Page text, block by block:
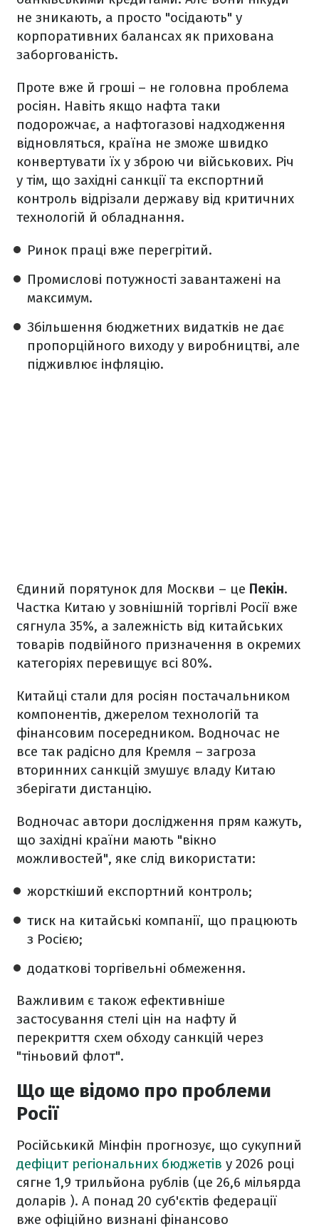
не зникають, а просто "осідають" у
корпоративних балансах як прихована
заборгованість.
Проте вже й гроші – не головна проблема
росіян. Навіть якщо нафта таки
подорожчає, а нафтогазові надходження
відновляться, країна не зможе швидко
конвертувати їх у зброю чи військових. Річ
у тім, що західні санкції та експортний
контроль відрізали державу від критичних
технологій й обладнання.
Ринок праці вже перегрітий.
Промислові потужності завантажені на
максимум.
Збільшення бюджетних видатків не дає
пропорційного виходу у виробництві, але
підживлює інфляцію.
Єдиний порятунок для Москви – це Пекін.
Частка Китаю у зовнішній торгівлі Росії вже
сягнула 35%, а залежність від китайських
товарів подвійного призначення в окремих
категоріях перевищує всі 80%.
Китайці стали для росіян постачальником
компонентів, джерелом технологій та
фінансовим посередником. Водночас не
все так радісно для Кремля – загроза
вторинних санкцій змушує владу Китаю
зберігати дистанцію.
Водночас автори дослідження прям кажуть,
що західні країни мають "вікно
можливостей", яке слід використати:
жорсткіший експортний контроль;
тиск на китайські компанії, що працюють
з Росією;
додаткові торгівельні обмеження.
Важливим є також ефективніше
застосування стелі цін на нафту й
перекриття схем обходу санкцій через
"тіньовий флот".
Що ще відомо про проблеми
Росії
Російськикй Мінфін прогнозує, що сукупний
дефіцит регіональних бюджетів у 2026 році
сягне 1,9 трильйона рублів (це 26,6 мільярда
доларів ). А понад 20 суб'єктів федерації
вже офіційно визнані фінансово